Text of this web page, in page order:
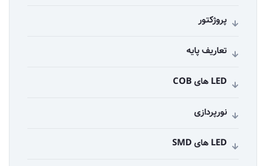
پروژکتور
تعاریف پایه
LED های COB
نورپردازی
LED های SMD